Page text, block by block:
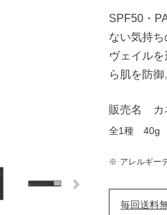
SPF50・
ない気持
ヴェイル
ら肌を防御
販売名
全1種 40g
アレルギー
毎回送料